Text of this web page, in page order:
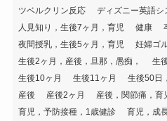
ツベルクリン反応
ディズニー英語シ
人見知り，生後7ヶ月，育児
健康
夜間授乳，生後5ヶ月，育児
妊婦ゴ
生後2ヶ月，産後，旦那，愚痴，
生
生後10ヶ月
生後11ヶ月 生後50日
産後
産後2ヶ月 産後，関節痛，育
育児，予防接種，1歳健診
育児，成